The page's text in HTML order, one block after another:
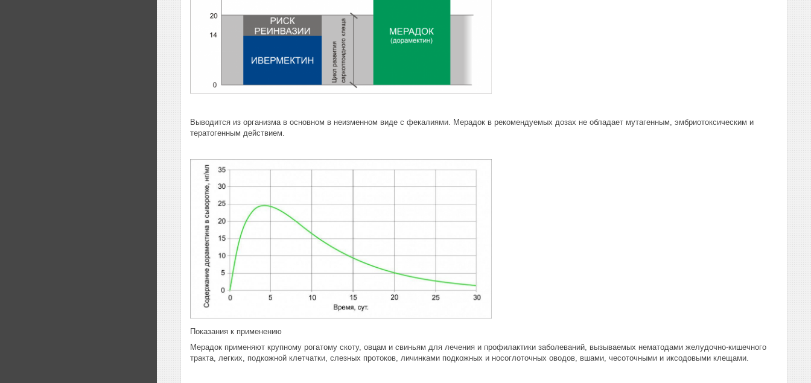
Выводится из организма в основном в неизменном виде с фекалиями. Мерадок в рекомендуемых дозах не обладает мутагенным, эмбриотоксическим и
тератогенным действием.
Показания к применению
Мерадок применяют крупному рогатому скоту, овцам и свиньям для лечения и профилактики заболеваний, вызываемых нематодами желудочно-кишечного
тракта, легких, подкожной клетчатки, слезных протоков, личинками подкожных и носоглоточных оводов, вшами, чесоточными и иксодовыми клещами.